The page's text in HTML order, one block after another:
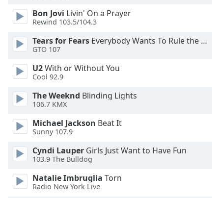
Background
Color
Opacity
Caption
Area
Background
Bon Jovi Livin' On a Prayer
Rewind 103.5/104.3
Tears for Fears Everybody Wants To Rule the World
GTO 107
U2With or Without You
Cool 92.9
The Weeknd Blinding Lights
106.7 KMX
Michael Jackson Beat It
Sunny 107.9
Cyndi Lauper Girls Just Want to Have Fun
103.9 The Bulldog
Natalie Imbruglia Torn
Radio New York Live